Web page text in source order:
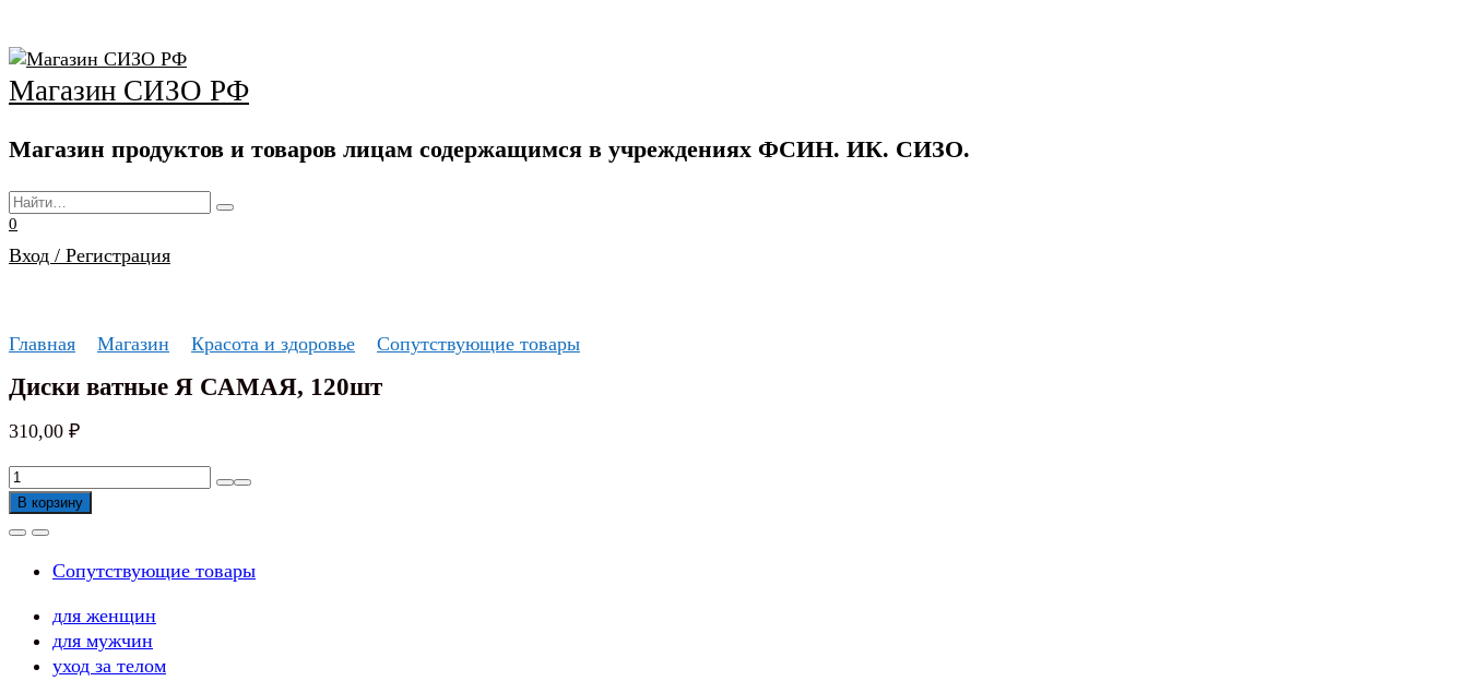
к
содержанию
Магазин СИЗО РФ
Магазин продуктов и товаров лицам содержащимся в учреждениях ФСИН. ИК. СИЗО.
Search
for:
0
Вход / Регистрация
Главная Магазин Красота и здоровье Сопутствующие товары
Диски ватные Я САМАЯ, 120шт
310,00 ₽
Количество
товара
Диски
120шт
В корзину
Сопутствующие товары
для женщин
для мужчин
уход за телом